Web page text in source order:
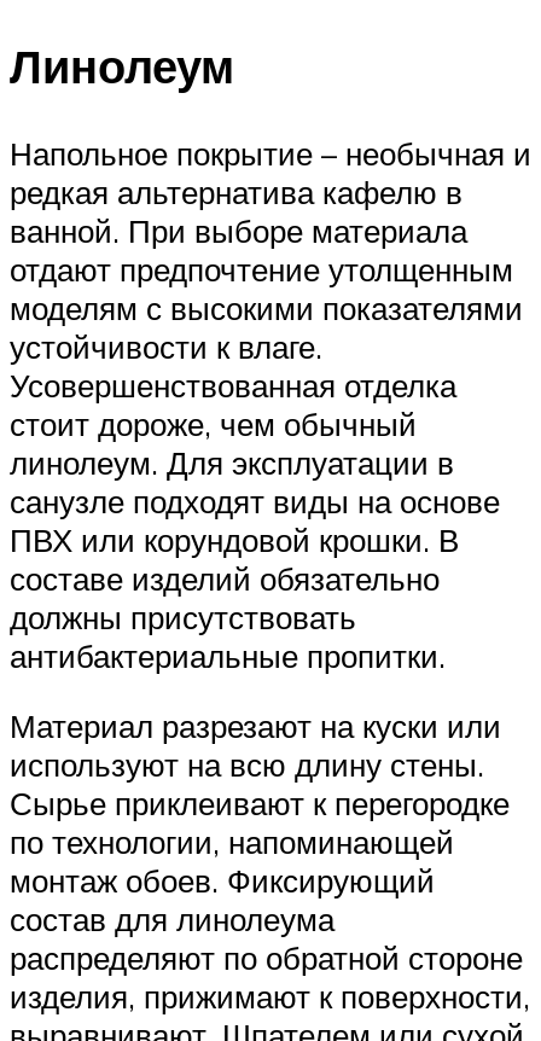
Линолеум
Напольное покрытие – необычная и
редкая альтернатива кафелю в
ванной. При выборе материала
отдают предпочтение утолщенным
моделям с высокими показателями
устойчивости к влаге.
Усовершенствованная отделка
стоит дороже, чем обычный
линолеум. Для эксплуатации в
санузле подходят виды на основе
ПВХ или корундовой крошки. В
составе изделий обязательно
должны присутствовать
антибактериальные пропитки.
Материал разрезают на куски или
используют на всю длину стены.
Сырье приклеивают к перегородке
по технологии, напоминающей
монтаж обоев. Фиксирующий
состав для линолеума
распределяют по обратной стороне
изделия, прижимают к поверхности,